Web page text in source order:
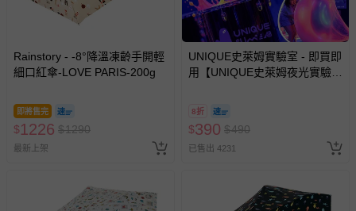
情形，您可申請更換新品或退貨，請見：
退貨的辦理流程。
若您對於會員帳號、商品訂購與資訊、購物流程、付款方
式、折價券與購物金的使用、退貨及商品運送方式等有疑
問，你可詳見：媽咪愛客服中心
。
助取消退款事宜。
商品如因「價格、組合」等錯誤原因，導致無法安排出貨，
會主動以簡訊及mail通知訂單取消事宜，並將提供適當補
Rainstory - -8°降溫凍齡手開輕
細口紅傘-LOVE PARIS-200g
即將售完
$1226 $1290
最新上架
UNIQUE史萊姆實驗室 - 即買即
用【UNIQUE史萊姆夜光實驗室
人小孩均一價(3歲以上需購票))
8折
$390 $490
已售出 4231